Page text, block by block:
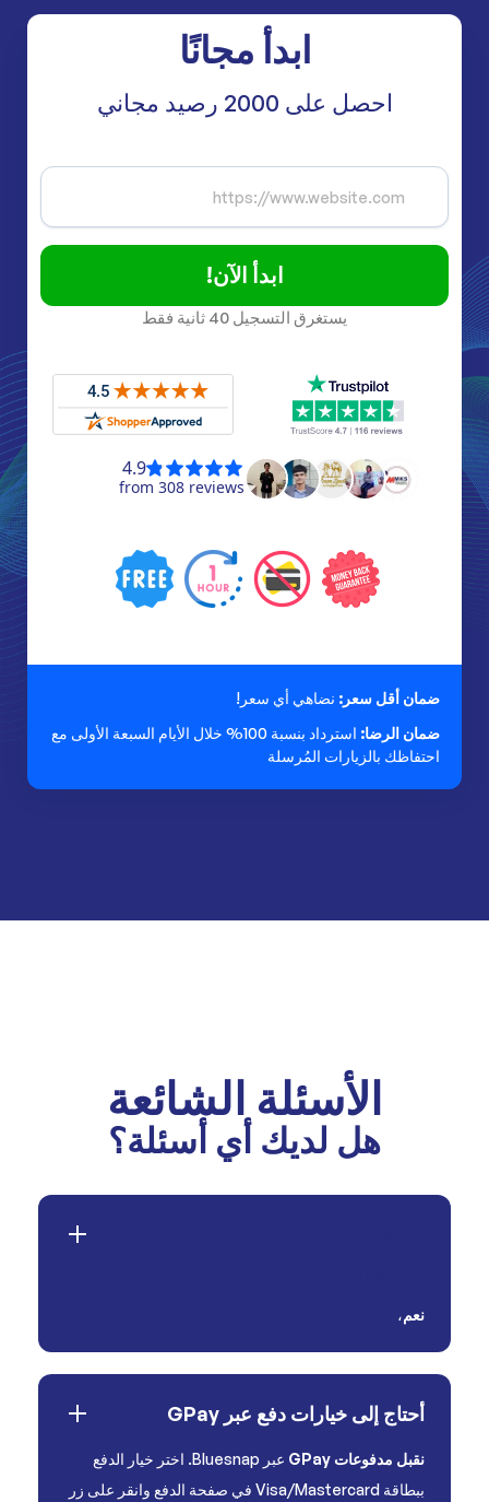
ابدأ مجانًا
احصل على 2000 رصيد مجاني
ابدأ الآن!
يستغرق التسجيل 40 ثانية فقط
ضمان أقل سعر: نضاهي أي سعر!
ضمان الرضا:
استرداد بنسبة 100% خلال الأيام السبعة الأولى مع
احتفاظك بالزيارات المُرسلة
الأسئلة الشائعة
هل لديك أي أسئلة؟
نعم،
أحتاج إلى خيارات دفع عبر GPay
نقبل مدفوعات GPay
عبر Bluesnap. اختر خيار الدفع
ببطاقة Visa/Mastercard في صفحة الدفع وانقر على زر